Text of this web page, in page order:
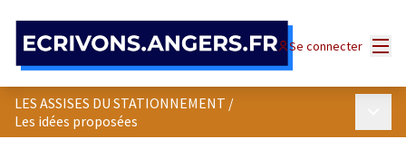
Se connecter
LES ASSISES DU STATIONNEMENT /
Les idées proposées